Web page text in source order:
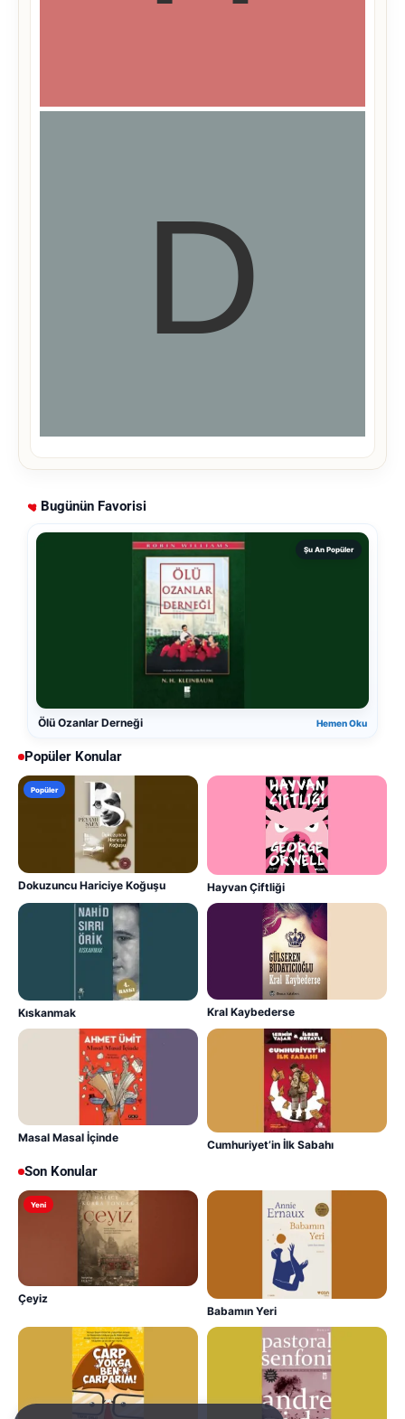
Bugünün Favorisi
Şu An Popüler
Ölü Ozanlar Derneği Hemen Oku
Popüler Konular
Popüler
Dokuzuncu Hariciye Koğuşu Hayvan Çiftliği
Kıskanmak Kral Kaybederse
Masal Masal İçinde
Cumhuriyet’in İlk Sabahı
Son Konular
Yeni
Çeyiz
Babamın Yeri